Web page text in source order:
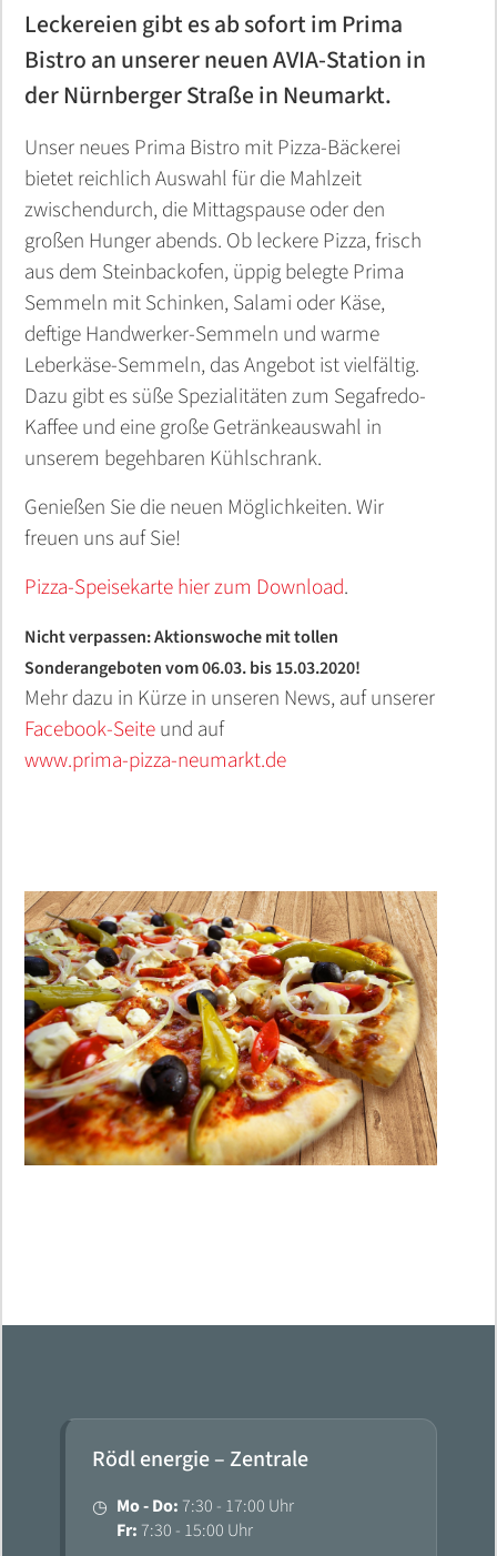
Leckereien gibt es ab sofort im Prima
Bistro an unserer neuen AVIA-Station in
der Nürnberger Straße in Neumarkt.
Unser neues Prima Bistro mit Pizza-Bäckerei
bietet reichlich Auswahl für die Mahlzeit
zwischendurch, die Mittagspause oder den
großen Hunger abends. Ob leckere Pizza, frisch
aus dem Steinbackofen, üppig belegte Prima
Semmeln mit Schinken, Salami oder Käse,
deftige Handwerker-Semmeln und warme
Leberkäse-Semmeln, das Angebot ist vielfältig.
Dazu gibt es süße Spezialitäten zum Segafredo-
Kaffee und eine große Getränkeauswahl in
unserem begehbaren Kühlschrank.
Genießen Sie die neuen Möglichkeiten. Wir
freuen uns auf Sie!
Pizza-Speisekarte hier zum Download.
Nicht verpassen: Aktionswoche mit tollen
Sonderangeboten vom 06.03. bis 15.03.2020!
Mehr dazu in Kürze in unseren News, auf unserer
Facebook-Seiteund auf
www.prima-pizza-neumarkt.de
Rödl energie – Zentrale
◷ Mo - Do: 7:30 - 17:00 Uhr
Fr: 7:30 - 15:00 Uhr
Kontakt
Tarifrechner
Liefergebiet
Wechseltipps
Kundenportal
Zählerstand Strom melden
Stromkennzeichnung
FAQ
Stromkosten Wasserschaden
Kundenportal
Zählerstand Erdgas melden
FAQ
Kontakt
Kontakt
Kraftstoffpreise und Steuern
Tipps und Infos
Bio-Methan / Autogas
Kontakt
Heizungen
Planung & Installation
Contracting
Ansprechpartner
Bäder
Trinkwassercheck
Kontakt
Energieberatung
Luftdichtheit (Blower-Door-Test)
Baubegleitung
Kontakt
Photovoltaik
LNG
Tankkarte beantragen
Wir bauen Ihre Tankstelle
Service
24h Notdienst
Kontakt
LNG
FAQ
Wir bauen Ihre Tankstelle
Sicherheits-<br />Datenblätter und
Produktinformationen
Kontakt
KFZ Schmierstoffe
Land- und Baumaschinen
Industrieschmierstoff
Spezialitäten
Kontakt
Kontakt
AVIA Strom DailyActive
Wechseltipps
Windkraft
Stromkennzeichnung
Kundenportal
Zählerstand Strom melden
Liefergebiet
FAQ
AVIA Erdgas
Zählerstand Erdgas melden
Liefergebiet
FAQ
Kontakt
AVIA Flüsterpellets
Kontakt
Heizungen
Bauträger Referenzen
Kontakt
Contracting
Bäder
Trinkwassercheck
Projekte vorher-nachher
Kontakt
E-Mobility
future:fuels@work
Autark in der Energieversorgung
BERGMÜLLER + SCHREIBER - Erlangen